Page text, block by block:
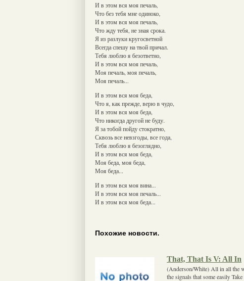
И в этом вся моя печаль,
Что без тебя мне одиноко,
И в этом вся моя печаль,
Что жду тебя, не зная срока.
Я из разлуки кругосветной
Всегда спешу на твой причал.
Тебя люблю я безответно,
И в этом вся моя печаль,
Моя печаль, моя печаль,
Моя печаль...
И в этом вся моя беда,
Что я, как прежде, верю в чудо,
И в этом вся моя беда,
Что никогда другой не буду.
Я за тобой пойду стократно,
Сквозь все невзгоды, все года,
Тебя люблю я безоглядно,
И в этом вся моя беда,
Моя беда, моя беда,
Моя беда...
И в этом вся моя вина...
И в этом вся моя печаль...
И в этом вся моя беда...
Похожие новости.
That, That Is V: All In
(Anderson/White) All in all the
the signals that some easily